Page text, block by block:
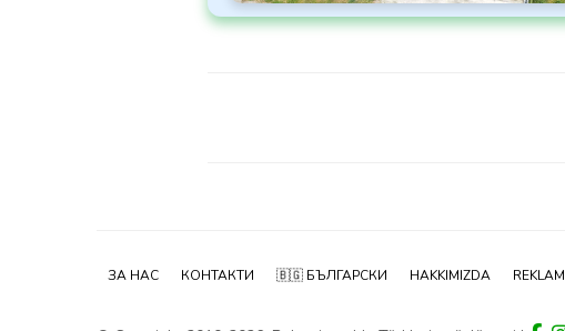
ЗА НАС КОНТАКТИ 🇧🇬 БЪЛГАРСКИ HAKKIMIZDA REKLAM